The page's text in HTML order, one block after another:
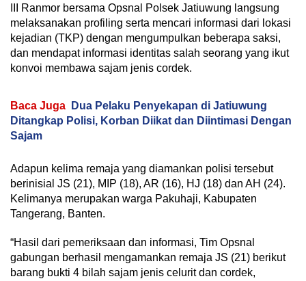
III Ranmor bersama Opsnal Polsek Jatiuwung langsung
melaksanakan profiling serta mencari informasi dari lokasi
kejadian (TKP) dengan mengumpulkan beberapa saksi,
dan mendapat informasi identitas salah seorang yang ikut
konvoi membawa sajam jenis cordek.
Baca Juga
Dua Pelaku Penyekapan di Jatiuwung
Ditangkap Polisi, Korban Diikat dan Diintimasi Dengan
Sajam
Adapun kelima remaja yang diamankan polisi tersebut
berinisial JS (21), MIP (18), AR (16), HJ (18) dan AH (24).
Kelimanya merupakan warga Pakuhaji, Kabupaten
Tangerang, Banten.
“Hasil dari pemeriksaan dan informasi, Tim Opsnal
gabungan berhasil mengamankan remaja JS (21) berikut
barang bukti 4 bilah sajam jenis celurit dan cordek,